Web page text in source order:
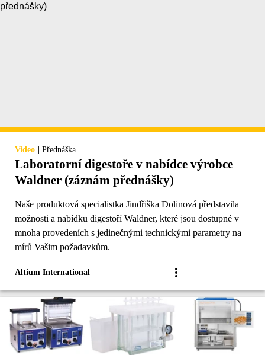
Video | Přednáška
Laboratorní digestoře v nabídce výrobce
Waldner (záznám přednášky)
Naše produktová specialistka Jindřiška Dolinová představila
možnosti a nabídku digestoří Waldner, které jsou dostupné v
mnoha provedeních s jedinečnými technickými parametry na
mírů Vašim požadavkům.
Altium International